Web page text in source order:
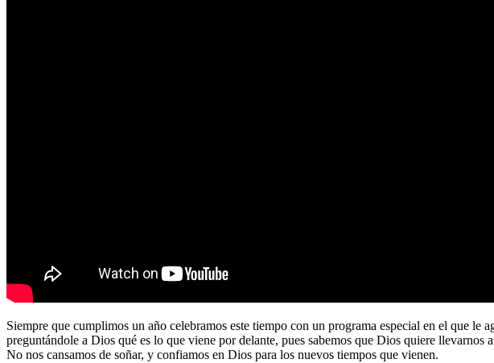
Siempre que cumplimos un año celebramos este tiempo con un programa especial en el que
preguntándole a Dios qué es lo que viene por delante, pues sabemos que Dios quiere
No nos cansamos de soñar, y confiamos en Dios para los nuevos tiempos que vienen.